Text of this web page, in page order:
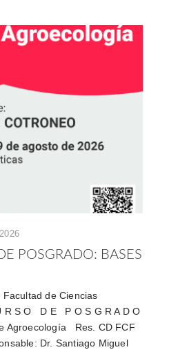
POSGRADO: BASES
de Ciencias
R S O D E P O S G R A D O
Agroecología Res. CD FCF
Dr. Santiago Miguel